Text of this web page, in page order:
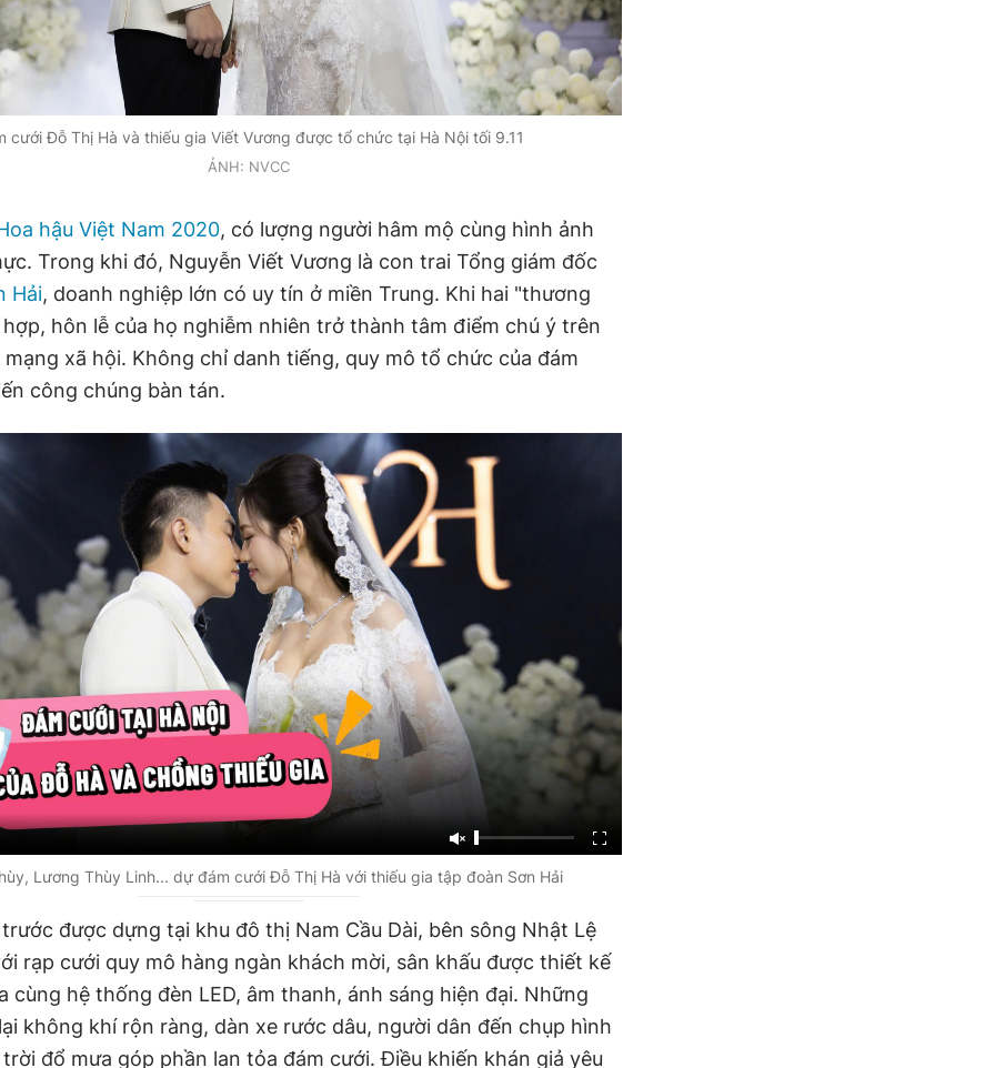
cưới Đỗ Thị Hà và thiếu gia Viết Vương được tổ chức tại Hà Nội tối 9.11
ẢNH: NVCC
hậu Việt Nam 2020, có lượng người hâm mộ cùng hình ảnh
Trong khi đó, Nguyễn Viết Vương là con trai Tổng giám đốc
Hải, doanh nghiệp lớn có uy tín ở miền Trung. Khi hai "thương
hôn lễ của họ nghiễm nhiên trở thành tâm điểm chú ý trên
xã hội. Không chỉ danh tiếng, quy mô tổ chức của đám
công chúng bàn tán.
Lương Thùy Linh... dự đám cưới Đỗ Thị Hà với thiếu gia tập đoàn Sơn Hải
được dựng tại khu đô thị Nam Cầu Dài, bên sông Nhật Lệ
rạp cưới quy mô hàng ngàn khách mời, sân khấu được thiết kế
cùng hệ thống đèn LED, âm thanh, ánh sáng hiện đại. Những
không khí rộn ràng, dàn xe rước dâu, người dân đến chụp hình
đổ mưa góp phần lan tỏa đám cưới. Điều khiến khán giả yêu